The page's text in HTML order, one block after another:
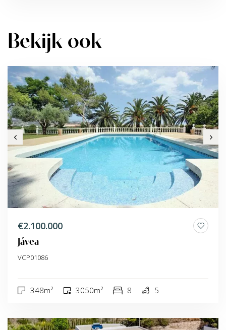
Bekijk ook
€2.100.000
Jávea
VCP01086
348m² 3050m² 8 5